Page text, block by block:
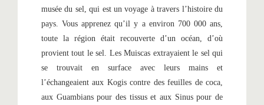
musée du sel, qui est un voyage à travers l’histoire du
pays. Vous apprenez qu’il y a environ 700 000 ans,
toute la région était recouverte d’un océan, d’où
provient tout le sel. Les Muiscas extrayaient le sel qui
se trouvait en surface avec leurs mains et
l’échangeaient aux Kogis contre des feuilles de coca,
aux Guambians pour des tissus et aux Sinus pour de